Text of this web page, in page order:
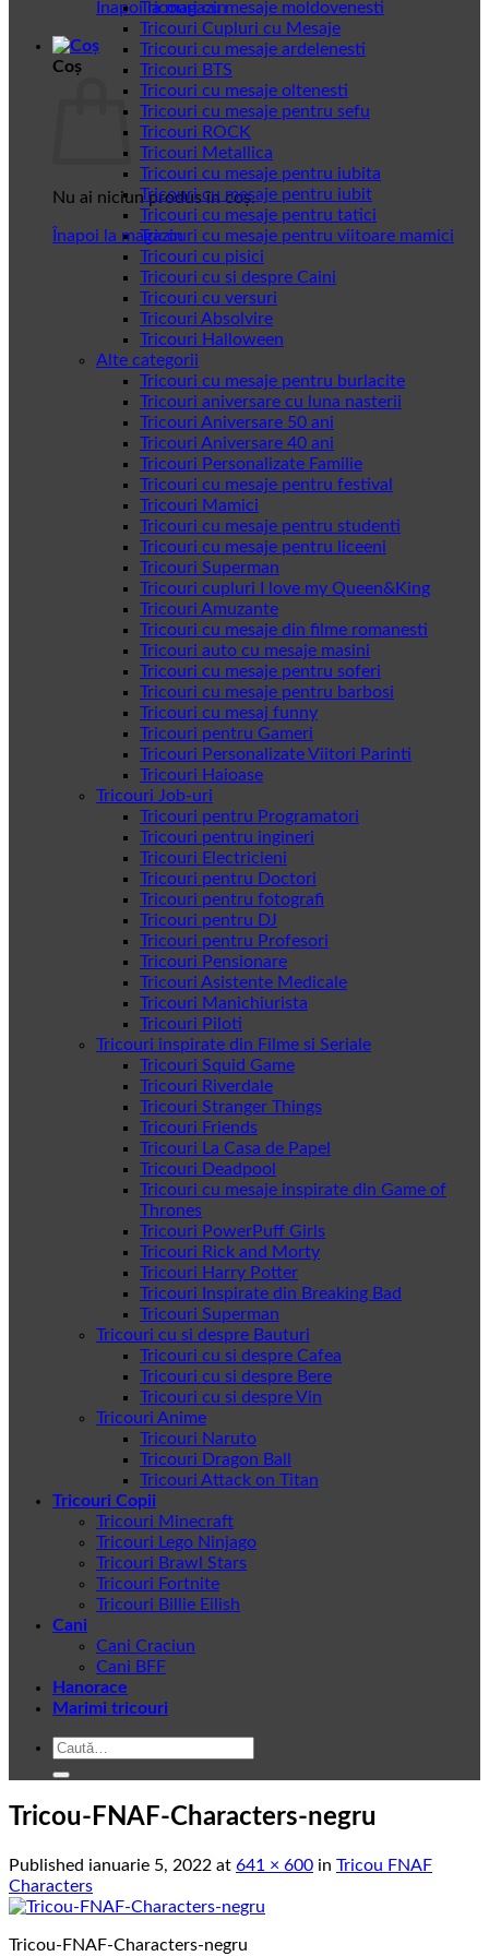
Înapoi la magazin
Coș
Nu ai niciun produs în coș.
Înapoi la magazin
Tricouri cu mesaje moldovenesti
Tricouri Cupluri cu Mesaje
Tricouri cu mesaje ardelenesti
Tricouri BTS
Tricouri cu mesaje oltenesti
Tricouri cu mesaje pentru sefu
Tricouri ROCK
Tricouri Metallica
Tricouri cu mesaje pentru iubita
Tricouri cu mesaje pentru iubit
Tricouri cu mesaje pentru tatici
Tricouri cu mesaje pentru viitoare mamici
Tricouri cu pisici
Tricouri cu si despre Caini
Tricouri cu versuri
Tricouri Absolvire
Tricouri Halloween
Alte categorii
Tricouri cu mesaje pentru burlacite
Tricouri aniversare cu luna nasterii
Tricouri Aniversare 50 ani
Tricouri Aniversare 40 ani
Tricouri Personalizate Familie
Tricouri cu mesaje pentru festival
Tricouri Mamici
Tricouri cu mesaje pentru studenti
Tricouri cu mesaje pentru liceeni
Tricouri Superman
Tricouri cupluri I love my Queen&King
Tricouri Amuzante
Tricouri cu mesaje din filme romanesti
Tricouri auto cu mesaje masini
Tricouri cu mesaje pentru soferi
Tricouri cu mesaje pentru barbosi
Tricouri cu mesaj funny
Tricouri pentru Gameri
Tricouri Personalizate Viitori Parinti
Tricouri Haioase
Tricouri Job-uri
Tricouri pentru Programatori
Tricouri pentru ingineri
Tricouri Electricieni
Tricouri pentru Doctori
Tricouri pentru fotografi
Tricouri pentru DJ
Tricouri pentru Profesori
Tricouri Pensionare
Tricouri Asistente Medicale
Tricouri Manichiurista
Tricouri Piloti
Tricouri inspirate din Filme si Seriale
Tricouri Squid Game
Tricouri Riverdale
Tricouri Stranger Things
Tricouri Friends
Tricouri La Casa de Papel
Tricouri Deadpool
Tricouri cu mesaje inspirate din Game of
Thrones
Tricouri PowerPuff Girls
Tricouri Rick and Morty
Tricouri Harry Potter
Tricouri Inspirate din Breaking Bad
Tricouri Superman
Tricouri cu si despre Bauturi
Tricouri cu si despre Cafea
Tricouri cu si despre Bere
Tricouri cu si despre Vin
Tricouri Anime
Tricouri Naruto
Tricouri Dragon Ball
Tricouri Attack on Titan
Tricouri Copii
Tricouri Minecraft
Tricouri Lego Ninjago
Tricouri Brawl Stars
Tricouri Fortnite
Tricouri Billie Eilish
Cani
Cani Craciun
Cani BFF
Hanorace
Marimi tricouri
Caută
Tricou-FNAF-Characters-negru
Published ianuarie 5, 2022 at 641 × 600 in Tricou FNAF
Characters
Tricou-FNAF-Characters-negru